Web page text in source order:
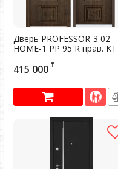
Дверь PROFESSOR-3 02
HOME-1 PP 95 R прав. KT
Орех грецкий WIN-1 KT
Орех грецкий
Артикул: 200248
415 000 ₸